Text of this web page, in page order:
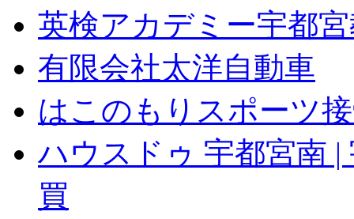
英検アカデミー宇都
有限会社太洋自動車
はこのもりスポーツ
ハウスドゥ 宇都宮南 |
買